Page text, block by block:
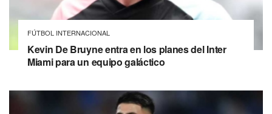
FÚTBOL INTERNACIONAL
Kevin De Bruyne entra en los planes del Inter
Miami para un equipo galáctico